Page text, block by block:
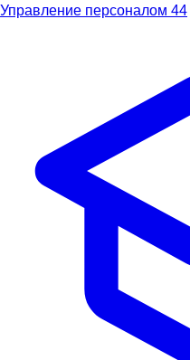
Управление персоналом 44